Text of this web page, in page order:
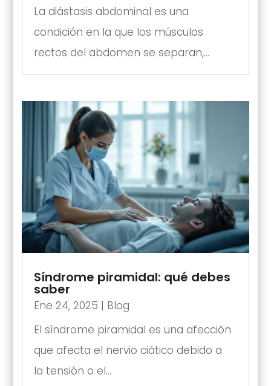
La diástasis abdominal es una
condición en la que los músculos
rectos del abdomen se separan,...
Síndrome piramidal: qué debes
saber
Ene 24, 2025
Blog
El síndrome piramidal es una afección
que afecta el nervio ciático debido a
la tensión o el...